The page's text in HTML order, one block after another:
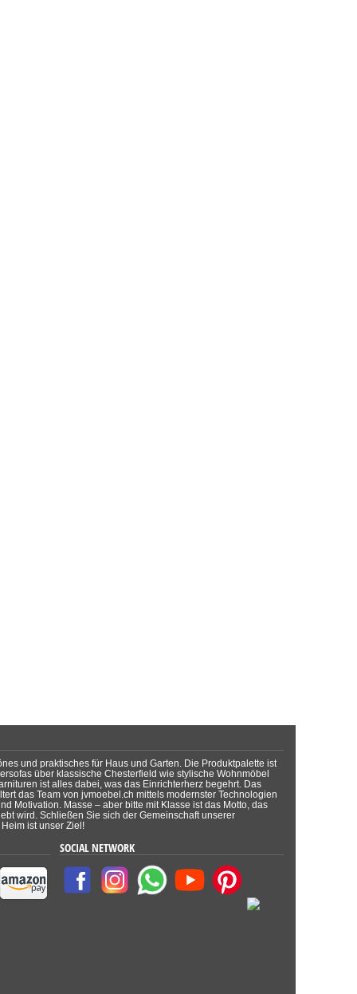
und praktisches für Haus und Garten. Die Produktpalette ist
über klassische Chesterfield wie stylische Wohnmöbel
ist alles dabei, was das Einrichterherz begehrt. Das
das Team von jvmoebel.ch mittels modernster Technologien
Motivation. Masse – aber bitte mit Klasse ist das Motto, das
wird. Schließen Sie sich der Gemeinschaft unserer
ist unser Ziel!
SOCIAL NETWORK